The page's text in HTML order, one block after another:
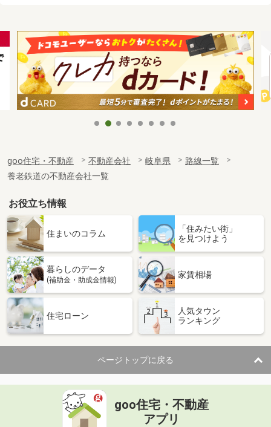
goo住宅・不動産 不動産会社 岐阜県
路線一覧
養老鉄道の不動産会社一覧
お役立ち情報
住まいのコラム
「住みたい街」
を見つけよう
暮らしのデータ
(補助金・助成金情報)
家賃相場
住宅ローン
人気タウン
ランキング
ページトップに戻る
goo住宅・不動産
アプリ